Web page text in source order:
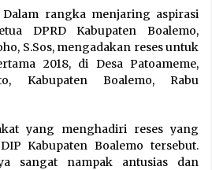
Dalam rangka menjaring aspirasi
DPRD Kabupaten Boalemo,
S.Sos, mengadakan reses untuk
2018, di Desa Patoameme,
Kabupaten Boalemo, Rabu
yang menghadiri reses yang
Kabupaten Boalemo tersebut.
sangat nampak antusias dan